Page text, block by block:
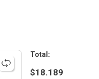
:
$18.189